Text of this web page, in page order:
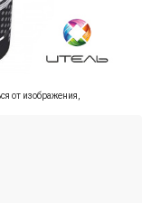
от изображения,